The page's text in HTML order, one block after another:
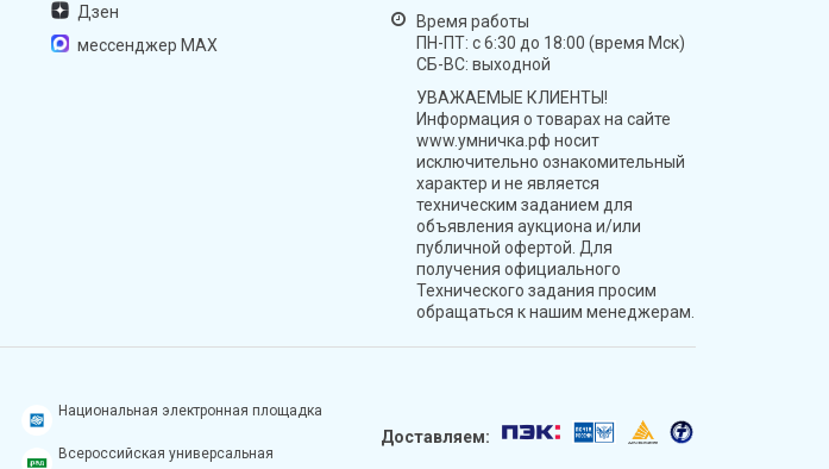
Дзен
мессенджер MAX
Время работы
ПН-ПТ: с 6:30 до 18:00 (время Мск)
СБ-ВС: выходной
УВАЖАЕМЫЕ КЛИЕНТЫ!
Информация о товарах на сайте
www.умничка.рф носит
исключительно ознакомительный
характер и не является
техническим заданием для
объявления аукциона и/или
публичной офертой. Для
получения официального
Технического задания просим
обращаться к нашим менеджерам.
Национальная электронная площадка
Всероссийская универсальная
Доставляем: